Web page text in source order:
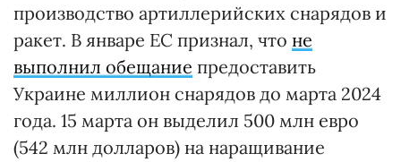
производство артиллерийских снарядов и
ракет. В январе ЕС признал, что не
выполнил обещание предоставить
Украине миллион снарядов до марта 2024
года. 15 марта он выделил 500 млн евро
(542 млн долларов) на наращивание